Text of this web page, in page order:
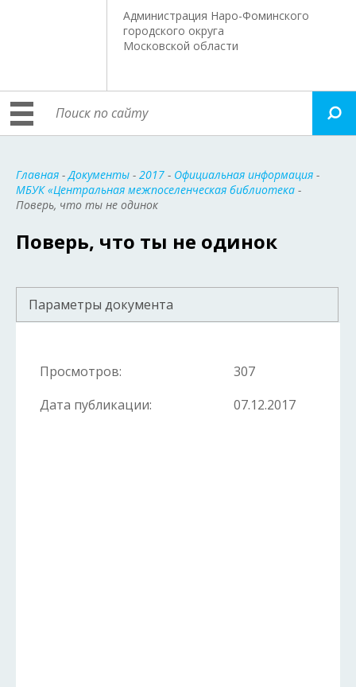
Администрация Наро-Фоминского
городского округа
Московской области
Главная -Документы - 2017 - Официальная информация -
МБУК «Центральная межпоселенческая библиотека -
Поверь, что ты не одинок
Поверь, что ты не одинок
Параметры документа
Просмотров:
307
Дата публикации:
07.12.2017